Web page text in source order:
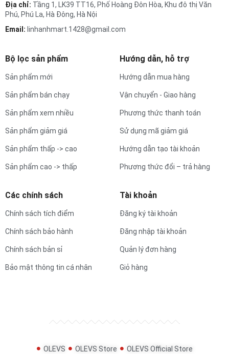
Địa chỉ: Tầng 1, LK39 TT16, Phố Hoàng Đôn Hòa, Khu đô thị Văn
Phú, Phú La, Hà Đông, Hà Nội
Email: linhanhmart.1428@gmail.com
Bộ lọc sản phẩm
Sản phẩm mới
Sản phẩm bán chạy
Sản phẩm xem nhiều
Sản phẩm giảm giá
Sản phẩm thấp -> cao
Sản phẩm cao -> thấp
Hướng dẫn, hỗ trợ
Hướng dẫn mua hàng
Vận chuyển - Giao hàng
Phương thức thanh toán
Sử dụng mã giảm giá
Hướng dẫn tạo tài khoản
Phương thức đổi – trả hàng
Các chính sách
Chính sách tích điểm
Chính sách bảo hành
Chính sách bản sỉ
Bảo mật thông tin cá nhân
Tài khoản
Đăng ký tài khoản
Đăng nhập tài khoản
Quản lý đơn hàng
Giỏ hàng
OLEVS OLEVS Store
OLEVS Official Store